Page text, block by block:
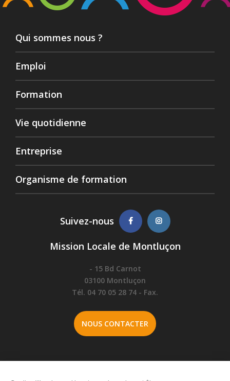
Qui sommes nous ?
Emploi
Formation
Vie quotidienne
Entreprise
Organisme de formation
Suivez-nous
Mission Locale de Montluçon
- 15 Bd Carnot
03100 Montluçon
Tél. 04 70 05 28 74 - Fax.
NOUS CONTACTER